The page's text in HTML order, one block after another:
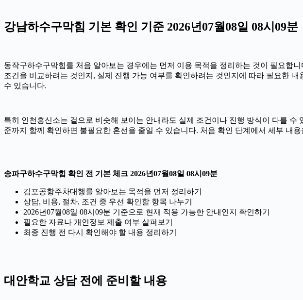
강남하수구막힘 기본 확인 기준 2026년07월08일 08시09분
동작구하수구막힘를 처음 알아보는 경우에는 먼저 이용 목적을 정리하는 것이 필요합
조건을 비교하려는 것인지, 실제 진행 가능 여부를 확인하려는 것인지에 따라 필요한
수 있습니다.
특히 인천흥신소는 겉으로 비슷해 보이는 안내라도 실제 조건이나 진행 방식이 다를 수
준까지 함께 확인하면 불필요한 혼선을 줄일 수 있습니다. 처음 확인 단계에서 세부 내
송파구하수구막힘 확인 전 기본 체크 2026년07월08일 08시09분
김포공항주차대행를 알아보는 목적을 먼저 정리하기
상담, 비용, 절차, 조건 중 우선 확인할 항목 나누기
2026년07월08일 08시09분 기준으로 현재 적용 가능한 안내인지 확인하기
필요한 자료나 개인정보 제출 여부 살펴보기
최종 진행 전 다시 확인해야 할 내용 정리하기
대안학교 상담 전에 준비할 내용